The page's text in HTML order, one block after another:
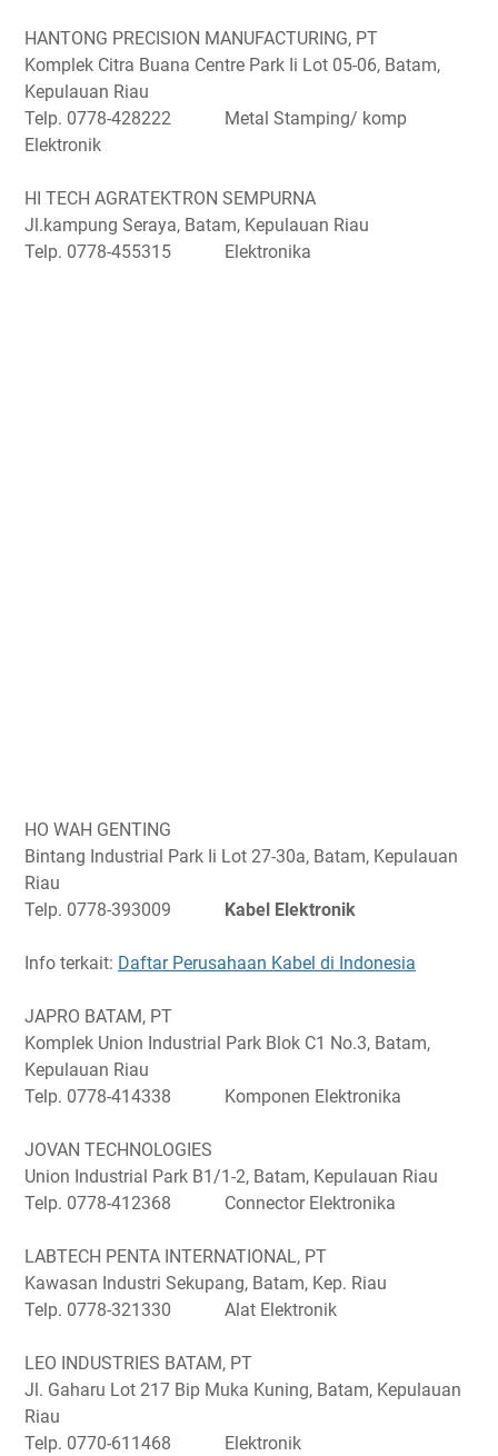
HANTONG PRECISION MANUFACTURING, PT
Komplek Citra Buana Centre Park Ii Lot 05-06, Batam,
Kepulauan Riau
Telp. 0778-428222 Metal Stamping/ komp
Elektronik
HI TECH AGRATEKTRON SEMPURNA
Jl.kampung Seraya, Batam, Kepulauan Riau
Telp. 0778-455315 Elektronika
HO WAH GENTING
Bintang Industrial Park Ii Lot 27-30a, Batam, Kepulauan
Riau
Telp. 0778-393009
Kabel Elektronik
Info terkait: Daftar Perusahaan Kabel di Indonesia
JAPRO BATAM, PT
Komplek Union Industrial Park Blok C1 No.3, Batam,
Kepulauan Riau
Telp. 0778-414338 Komponen Elektronika
JOVAN TECHNOLOGIES
Union Industrial Park B1/1-2, Batam, Kepulauan Riau
Telp. 0778-412368 Connector Elektronika
LABTECH PENTA INTERNATIONAL, PT
Kawasan Industri Sekupang, Batam, Kep. Riau
Telp. 0778-321330 Alat Elektronik
LEO INDUSTRIES BATAM, PT
Jl. Gaharu Lot 217 Bip Muka Kuning, Batam, Kepulauan
Riau
Telp. 0770-611468 Elektronik